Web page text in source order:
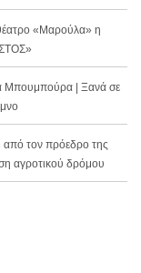
«Μαρούλα» η
Μπουμπούρα | Ξανά σε
από τον πρόεδρο της
αγροτικού δρόμου